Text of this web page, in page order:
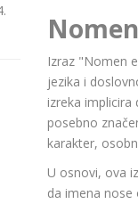
Izraz "Nomen
jezika i
izreka
posebno
karakter,
U osnovi, ova
da imena nose